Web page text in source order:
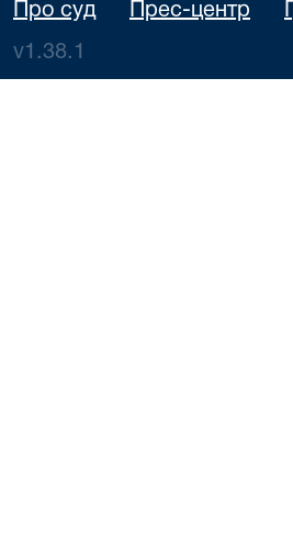
Про суд Прес-центр
v1.38.1